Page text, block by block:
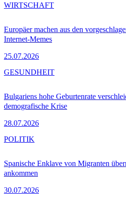
Europäer machen aus den
Internet-Memes
25.07.2026
WIRTSCHAFT
Bulgariens hohe Geburtenrate
demografische Krise
28.07.2026
GESUNDHEIT
Spanische Enklave von Migranten
ankommen
30.07.2026
POLITIK